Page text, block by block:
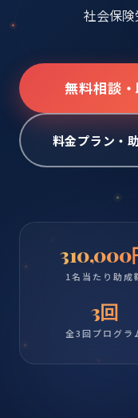
社会保険
無料相談
料金プラン・
310,000
1名当たり助成
3回
全3回プログラ